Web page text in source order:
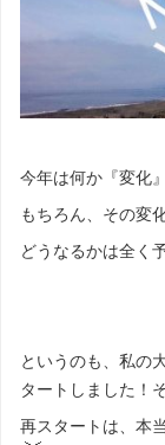
今年は何か『変化
もちろん、その変
どうなるかは全く
というのも、私の
タートしました！
再スタートは、本